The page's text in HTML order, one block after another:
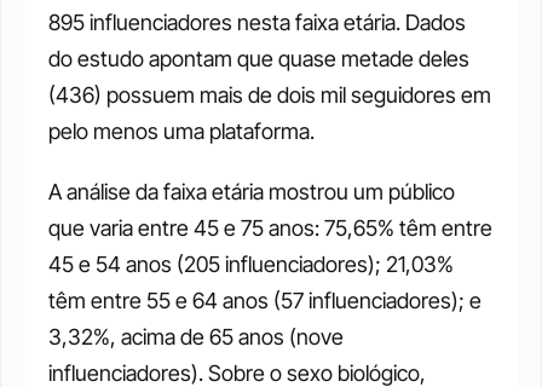
895 influenciadores nesta faixa etária. Dados
do estudo apontam que quase metade deles
(436) possuem mais de dois mil seguidores em
pelo menos uma plataforma.
A análise da faixa etária mostrou um público
que varia entre 45 e 75 anos: 75,65% têm entre
45 e 54 anos (205 influenciadores); 21,03%
têm entre 55 e 64 anos (57 influenciadores); e
3,32%, acima de 65 anos (nove
influenciadores). Sobre o sexo biológico,